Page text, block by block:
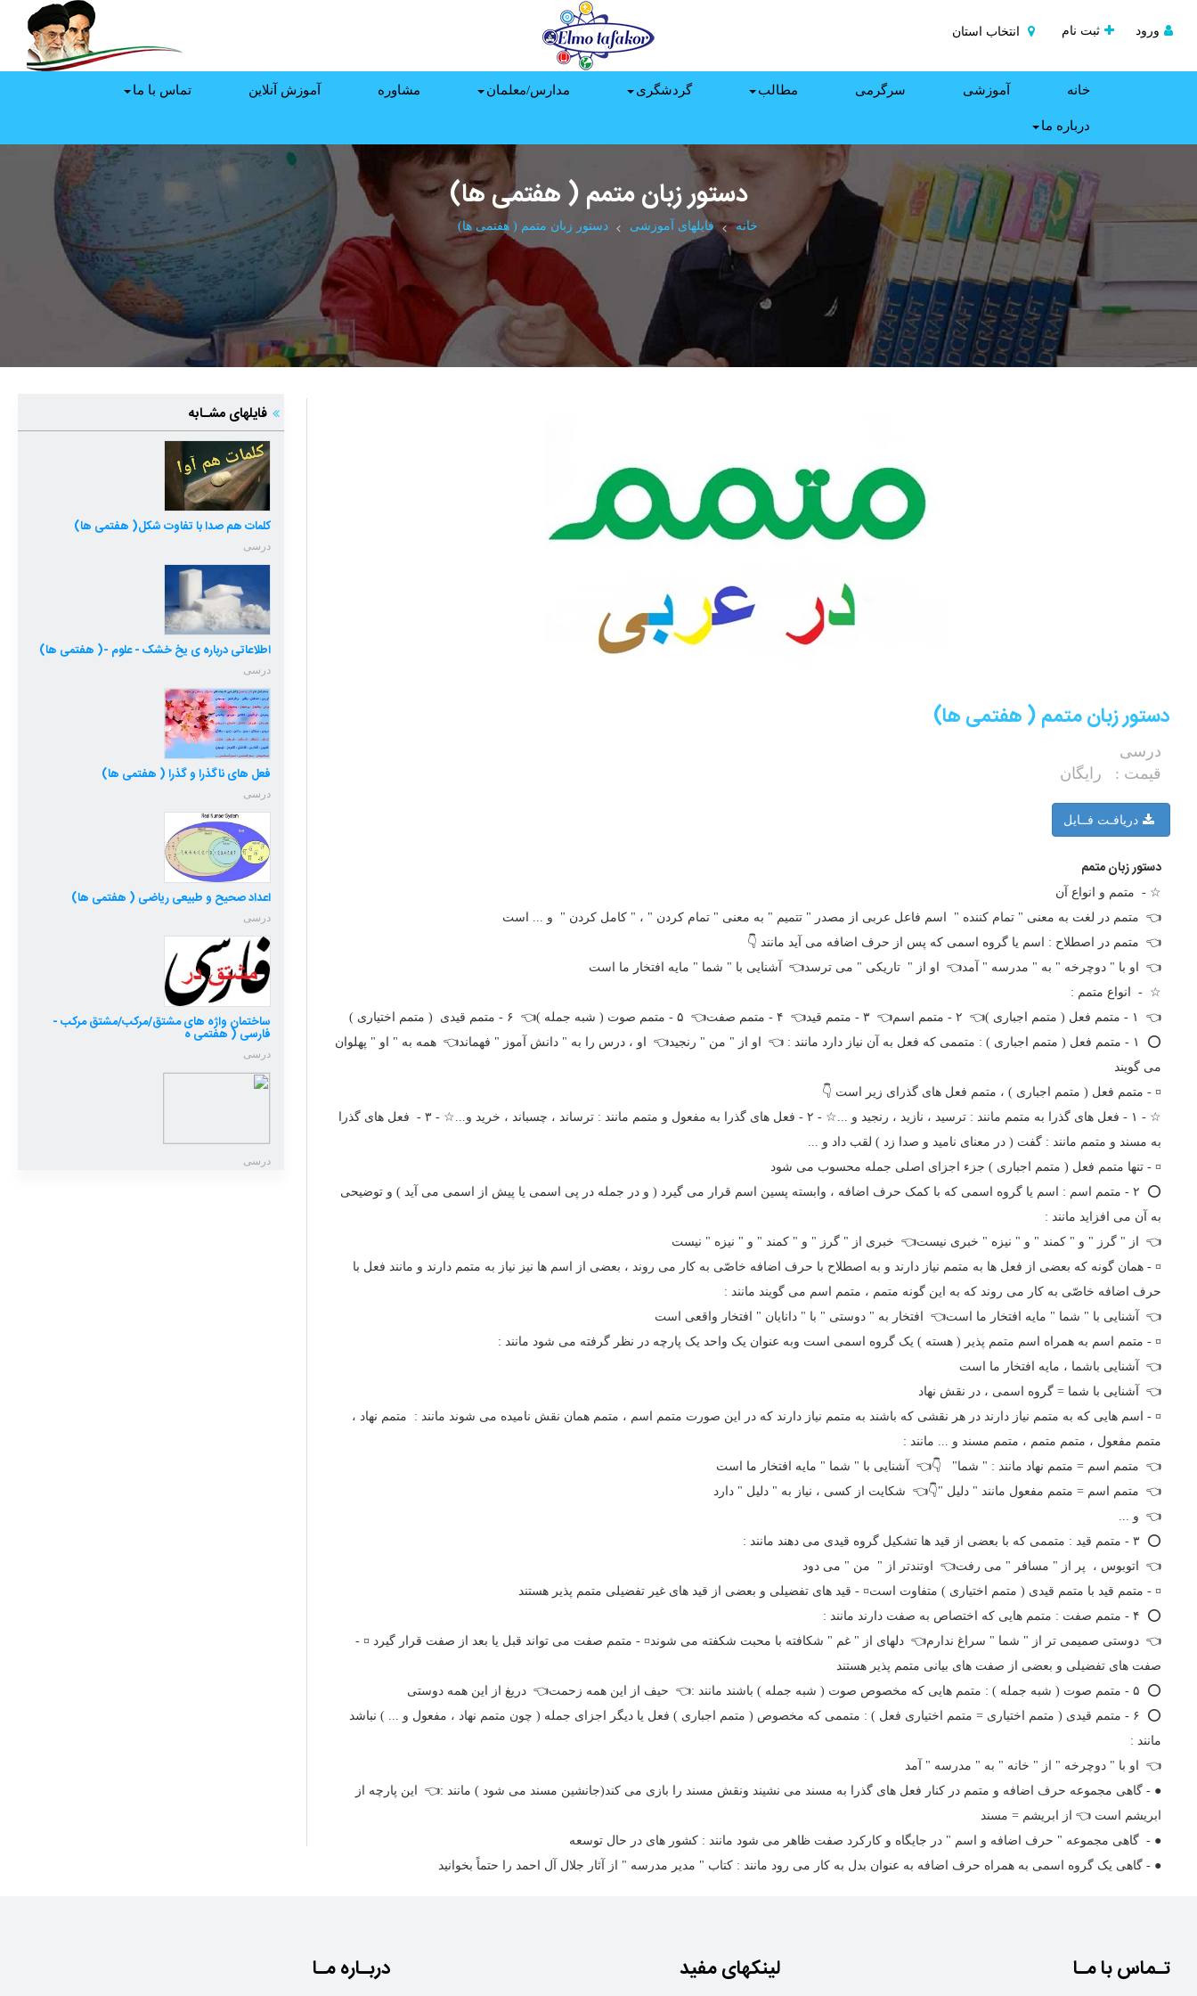
ورود ثبت نام انتخاب استان
خانه آموزشی سرگرمی مطالب گردشگری مدارس/معلمان مشاوره آموزش آنلاین تماس با ما
درباره ما
دستور زبان متمم ( هفتمی ها)
خانه فایلهای آموزشی دستور زبان متمم ( هفتمی ها)
دستور زبان متمم ( هفتمی ها)
درسی
قیمت :
رایگان
دریافـت فــایل
دستور زبان متمم
☆ - متمم و انواع آن
👈 متمم در لغت به معنی " تمام کننده " اسم فاعل عربی از مصدر " تتمیم " به معنی " تمام کردن " ، " کامل کردن " و ... است
👈 متمم در اصطلاح : اسم یا گروه اسمی که پس از حرف اضافه می آید مانند 👇
👈 او با " دوچرخه " به " مدرسه " آمد👈 او از " تاریکی " می ترسد👈 آشنایی با " شما " مایه افتخار ما است
☆ - انواع متمم :
👈 ۱ - متمم فعل ( متمم اجباری )👈 ۲ - متمم اسم👈 ۳ - متمم قید👈 ۴ - متمم صفت👈 ۵ - متمم صوت ( شبه جمله )👈 ۶ - متمم قیدی ( متمم اختیاری )
⭕️ ۱ - متمم فعل ( متمم اجباری ) : متممی که فعل به آن نیاز دارد مانند : 👈 او از " من " رنجید👈 او ، درس را به " دانش آموز " فهماند👈 همه به " او " پهلوان
می گویند
¤ - متمم فعل ( متمم اجباری ) ، متمم فعل های گذرای زیر است 👇
☆ - ۱ - فعل های گذرا به متمم مانند : ترسید ، نازید ، رنجید و ...☆ - ۲ - فعل های گذرا به مفعول و متمم مانند : ترساند ، چسباند ، خرید و...☆ - ۳ - فعل های گذرا
به مسند و متمم مانند : گفت ( در معنای نامید و صدا زد ) لقب داد و ...
¤ - تنها متمم فعل ( متمم اجباری ) جزء اجزای اصلی جمله محسوب می شود
⭕️ ۲ - متمم اسم : اسم یا گروه اسمی که با کمک حرف اضافه ، وابسته پسین اسم قرار می گیرد ( و در جمله در پی اسمی یا پیش از اسمی می آید ) و توضیحی
به آن می افزاید مانند :
👈 از " گرز " و " کمند " و " نیزه " خبری نیست👈 خبری از " گرز " و " کمند " و " نیزه " نیست
¤ - همان گونه که بعضی از فعل ها به متمم نیاز دارند و به اصطلاح با حرف اضافه خاصّی به کار می روند ، بعضی از اسم ها نیز نیاز به متمم دارند و مانند فعل با
حرف اضافه خاصّی به کار می روند که به این گونه متمم ، متمم اسم می گویند مانند :
👈 آشنایی با " شما " مایه افتخار ما است👈 افتخار به " دوستی " با " دانایان " افتخار واقعی است
¤ - متمم اسم به همراه اسم متمم پذیر ( هسته ) یک گروه اسمی است وبه عنوان یک‌ واحد یک پارچه در نظر گرفته می شود مانند :
👈 آشنایی باشما ، مایه افتخار ما است
👈 آشنایی با شما = گروه اسمی ، در نقش نهاد
¤ - اسم هایی که به متمم نیاز دارند در هر نقشی که باشند به متمم نیاز دارند که در این صورت متمم اسم ، متمم همان نقش نامیده می شوند مانند : متمم نهاد ،
متمم مفعول ، متمم متمم ، متمم مسند و ... مانند :
👈 متمم اسم = متمم نهاد مانند : " شما" 👇👈 آشنایی با " شما " مایه افتخار ما است
👈 متمم اسم = متمم مفعول مانند " دلیل "👇👈 شکایت از کسی ، نیاز به " دلیل " دارد
👈 و ...
⭕️ ۳ - متمم قید : متممی که با بعضی از قید ها تشکیل گروه قیدی می دهند مانند :
👈 اتوبوس ، پر از " مسافر " می رفت👈 اوتندتر از " من " می دود
¤ - متمم قید با متمم قیدی ( متمم اختیاری ) متفاوت است¤ - قید های تفضیلی و بعضی از قید های غیر تفضیلی متمم پذیر هستند
⭕️ ۴ - متمم صفت : متمم هایی که اختصاص به صفت دارند مانند :
👈 دوستی صمیمی تر از " شما " سراغ ندارم👈 دلهای از " غم " شکافته با محبت شکفته می شوند¤ - متمم صفت می تواند قبل یا بعد از صفت قرار گیرد ¤ -
صفت های تفضیلی و بعضی از صفت های بیانی متمم پذیر هستند
⭕️ ۵ - متمم صوت ( شبه جمله ) : متمم هایی که مخصوص صوت ( شبه جمله ) باشند مانند :👈 حیف از این همه زحمت👈 دریغ از این همه دوستی
⭕️ ۶ - متمم قیدی ( متمم اختیاری = متمم اختیاری فعل ) : متممی که مخصوص ( متمم اجباری ) فعل یا دیگر اجزای جمله ( چون متمم نهاد ، مفعول و ... ) نباشد
مانند :
👈 او با " دوچرخه " از " خانه " به " مدرسه " آمد
● - گاهی مجموعه حرف اضافه و متمم در کنار فعل های گذرا به مسند می نشیند ونقش مسند را بازی می کند(جانشین مسند می شود ) مانند :👈 این پارچه از
ابریشم است 👈 از ابریشم = مسند
● - گاهی مجموعه " حرف اضافه و اسم‌ " در جایگاه و کارکرد صفت ظاهر می شود مانند : کشور های در حال توسعه
● - گاهی یک گروه اسمی به همراه حرف اضافه به عنوان بدل به کار می رود مانند : کتاب " مدیر مدرسه " از آثار جلال آل احمد را حتماً بخوانید
فایلهای مشـابه
کلمات هم صدا با تفاوت شکل( هفتمی ها)
درسی
اطلاعاتی درباره ی یخ خشک - علوم -( هفتمی ها)
درسی
فعل های ناگذرا و گذرا ( هفتمی ها)
درسی
اعداد صحیح و طبیعی ریاضی ( هفتمی ها)
درسی
ساختمان واژه های مشتق/مرکب/مشتق مرکب -
فارسی ( هفتمی ه
درسی
درسی
دربـاره مـا لینکهای مفید تـماس با مـا